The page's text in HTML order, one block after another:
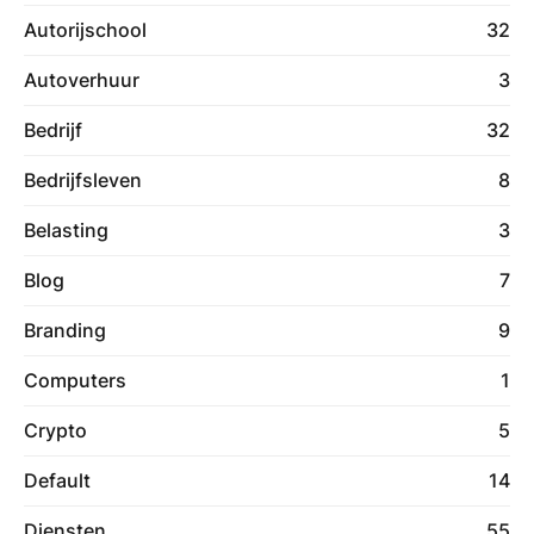
Autorijschool 32
Autoverhuur 3
Bedrijf 32
Bedrijfsleven 8
Belasting 3
Blog 7
Branding 9
Computers 1
Crypto 5
Default 14